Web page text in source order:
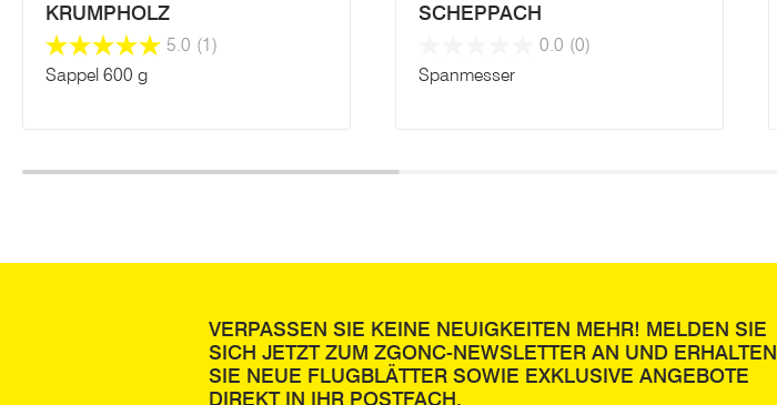
KRUMPHOLZ
5.0 (1)
Sappel 600 g
SCHEPPACH
0.0 (0)
Spanmesser
VERPASSEN SIE KEINE NEUIGKEITEN MEHR! MELDEN SIE
SICH JETZT ZUM ZGONC-NEWSLETTER AN UND ERHALTEN
SIE NEUE FLUGBLÄTTER SOWIE EXKLUSIVE ANGEBOTE
DIREKT IN IHR POSTFACH.